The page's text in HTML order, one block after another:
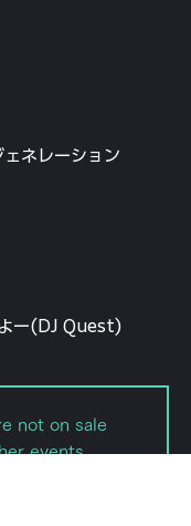
ネレーション
ー(DJ Quest)
not on sale
events